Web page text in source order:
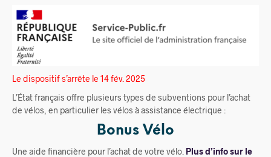
Le dispositif s’arrête le 14 fév. 2025
L’État français offre plusieurs types de subventions pour l’achat
de vélos, en particulier les vélos à assistance électrique :
Bonus Vélo
Une aide financière pour l’achat de votre vélo. Plus d’info sur le